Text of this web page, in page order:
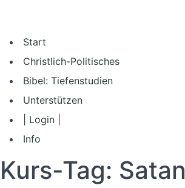
Start
Christlich-Politisches
Bibel: Tiefenstudien
Unterstützen
| Login |
Info
Kurs-Tag: Satan